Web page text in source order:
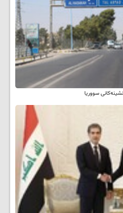
سووریا